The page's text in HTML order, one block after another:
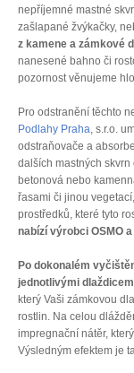
nepříjemné mastné
zašlapané žvýkačky,
z kamene a zámkové
nanesené bahno či
pozornost věnujeme
Pro odstranění těchto
Podlahy Praha, s.r.o.
odstraňovače a
dalších mastných
betonová nebo
řasami či jinou
prostředků, které tyto
nabízí výrobci OSMO a
Po dokonalém
jednotlivými
který Vaši zámkovou
rostlin. Na celou
impregnační nátěr,
Výsledným efektem je